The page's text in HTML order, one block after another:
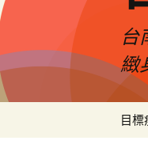
台
緻
目標